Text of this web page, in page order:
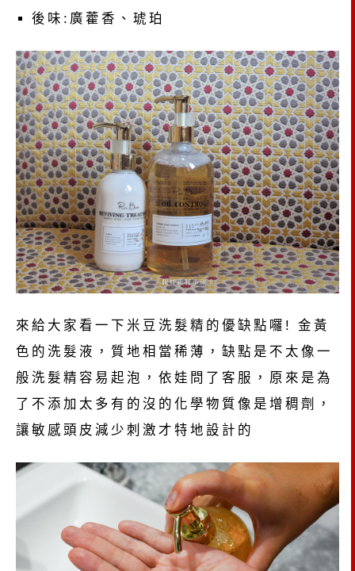
後味:廣藿香、琥珀
來給大家看一下米豆洗髮精的優缺點囉! 金黃
色的洗髮液，質地相當稀薄，缺點是不太像一
般洗髮精容易起泡，依娃問了客服，原來是為
了不添加太多有的沒的化學物質像是增稠劑，
讓敏感頭皮減少刺激才特地設計的